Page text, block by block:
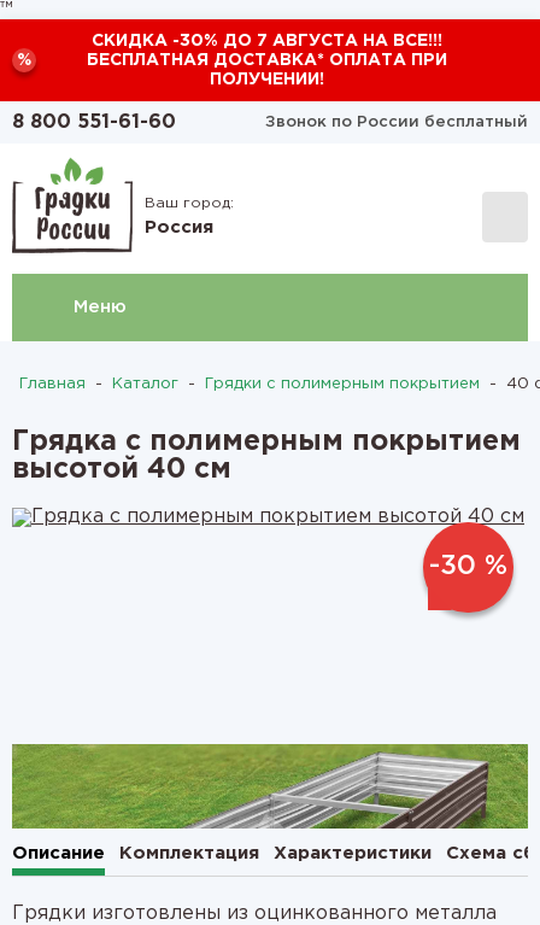
™
%
СКИДКА -30% ДО 7 АВГУСТА НА ВСЕ!!!
БЕСПЛАТНАЯ ДОСТАВКА* ОПЛАТА ПРИ
ПОЛУЧЕНИИ!
8 800 551-61-60 Звонок по России бесплатный
Ваш город:
Россия
Меню
Главная - Каталог - Грядки с полимерным покрытием - 40
Грядка с полимерным покрытием
высотой 40 см
-30 %
1 2
Описание Комплектация Характеристики Схема
Грядки изготовлены из оцинкованного металла